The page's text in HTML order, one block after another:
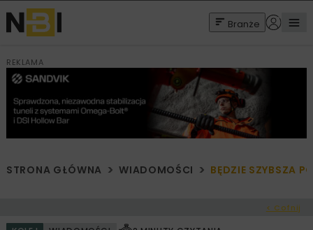
Branże
REKLAMA
STRONA GŁÓWNA WIADOMOŚCI BĘDZIE SZYBSZA
< Cofnij